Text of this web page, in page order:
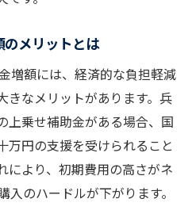
メリットとは
増額には、経済的な負担軽減
きなメリットがあります。兵
上乗せ補助金がある場合、国
万円の支援を受けられること
により、初期費用の高さがネ
入のハードルが下がります。